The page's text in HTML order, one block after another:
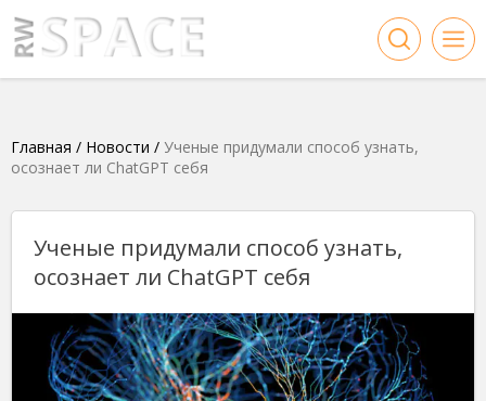
Главная / Новости / Ученые придумали способ узнать,
осознает ли ChatGPT себя
Ученые придумали способ узнать,
осознает ли ChatGPT себя